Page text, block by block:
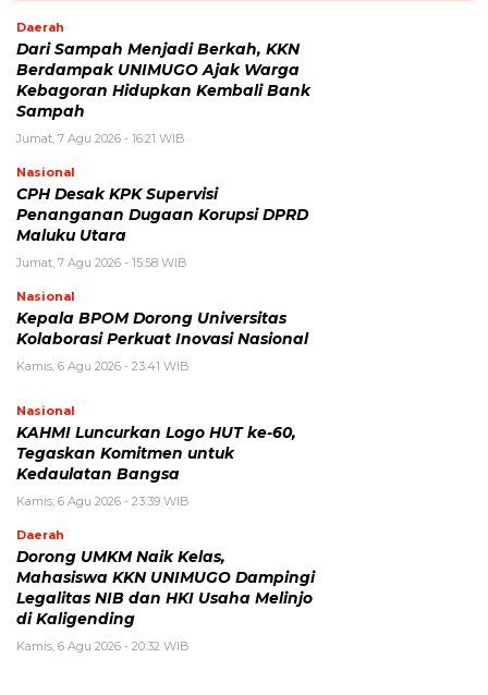
Daerah
Dari Sampah Menjadi Berkah, KKN
Berdampak UNIMUGO Ajak Warga
Kebagoran Hidupkan Kembali Bank
Sampah
Jumat, 7 Agu 2026 - 16:21 WIB
Nasional
CPH Desak KPK Supervisi
Penanganan Dugaan Korupsi DPRD
Maluku Utara
Jumat, 7 Agu 2026 - 15:58 WIB
Nasional
Kepala BPOM Dorong Universitas
Kolaborasi Perkuat Inovasi Nasional
Kamis, 6 Agu 2026 - 23:41 WIB
Nasional
KAHMI Luncurkan Logo HUT ke-60,
Tegaskan Komitmen untuk
Kedaulatan Bangsa
Kamis, 6 Agu 2026 - 23:39 WIB
Daerah
Dorong UMKM Naik Kelas,
Mahasiswa KKN UNIMUGO Dampingi
Legalitas NIB dan HKI Usaha Melinjo
di Kaligending
Kamis, 6 Agu 2026 - 20:32 WIB